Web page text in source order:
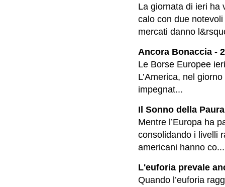
La giornata di ieri ha
calo con due
mercati danno
Ancora Bonaccia -
Le Borse Europee
L’America, nel
impegnat...
Il Sonno della
Mentre l’Europa ha
consolidando i livelli
americani hanno co...
L'euforia prevale
Quando l’euforia